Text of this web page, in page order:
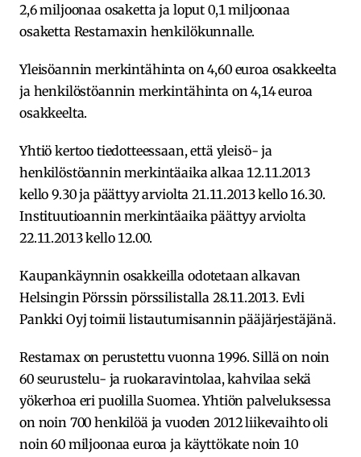
2,6 miljoonaa osaketta ja loput 0,1 miljoonaa
osaketta Restamaxin henkilökunnalle.
Yleisöannin merkintähinta on 4,60 euroa osakkeelta
ja henkilöstöannin merkintähinta on 4,14 euroa
osakkeelta.
Yhtiö kertoo tiedotteessaan, että yleisö- ja
henkilöstöannin merkintäaika alkaa 12.11.2013
kello 9.30 ja päättyy arviolta 21.11.2013 kello 16.30.
Instituutioannin merkintäaika päättyy arviolta
22.11.2013 kello 12.00.
Kaupankäynnin osakkeilla odotetaan alkavan
Helsingin Pörssin pörssilistalla 28.11.2013. Evli
Pankki Oyj toimii listautumisannin pääjärjestäjänä.
Restamax on perustettu vuonna 1996. Sillä on noin
60 seurustelu- ja ruokaravintolaa, kahvilaa sekä
yökerhoa eri puolilla Suomea. Yhtiön palveluksessa
on noin 700 henkilöä ja vuoden 2012 liikevaihto oli
noin 60 miljoonaa euroa ja käyttökate noin 10